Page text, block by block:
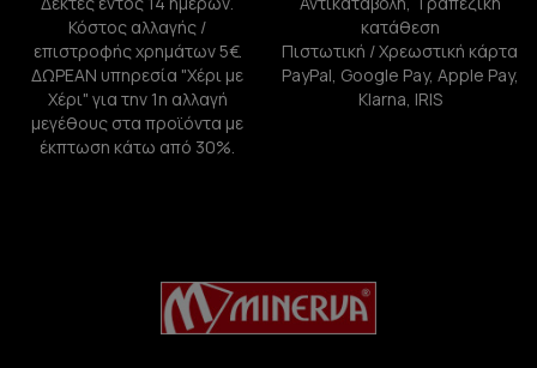
Κόστος αλλαγής /
επιστροφής χρημάτων 5€.
ΔΩΡΕΑΝ υπηρεσία "Χέρι με
Χέρι" για την 1η αλλαγή
μεγέθους στα προϊόντα με
έκπτωση κάτω από 30%.
κατάθεση
Πιστωτική / Χρεωστική κάρτα
PayPal, Google Pay, Apple Pay,
Klarna, IRIS